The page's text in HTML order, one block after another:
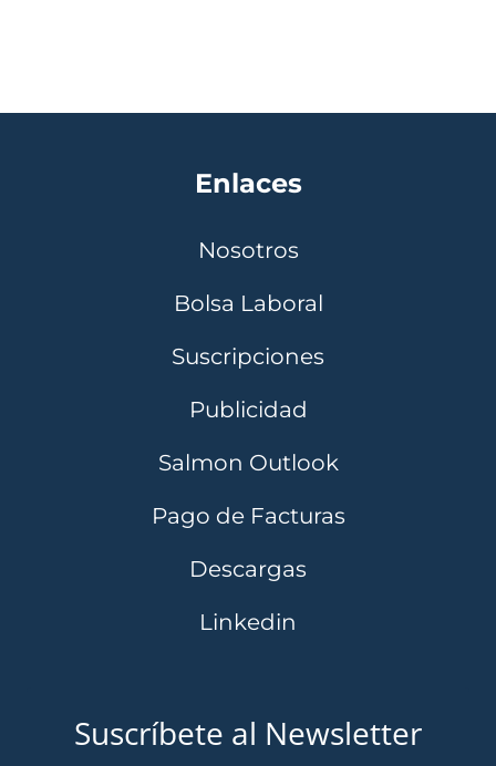
Enlaces
Nosotros
Bolsa Laboral
Suscripciones
Publicidad
Salmon Outlook
Pago de Facturas
Descargas
Linkedin
Suscríbete al Newsletter